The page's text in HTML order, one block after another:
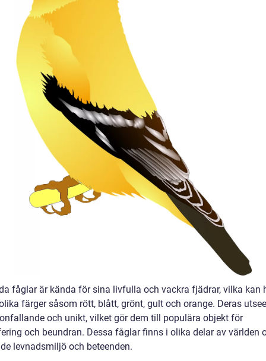
fåglar är kända för sina livfulla och vackra fjädrar, vilka kan
färger såsom rött, blått, grönt, gult och orange. Deras
och unikt, vilket gör dem till populära objekt för
och beundran. Dessa fåglar finns i olika delar av världen
levnadsmiljö och beteenden.